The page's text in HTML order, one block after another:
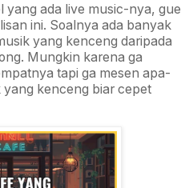
yang ada live music-nya, gue
ini. Soalnya ada banyak
yang kenceng daripada
Mungkin karena ga
tapi ga mesen apa-
yang kenceng biar cepet